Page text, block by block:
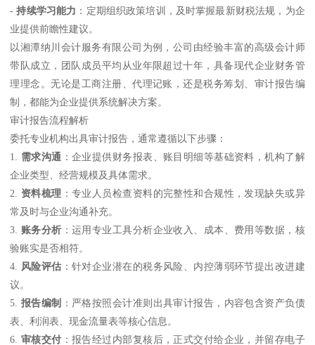
-持续学习能力 ：定期组织政策培训，及时掌握最新财税法规，为企
业提供前瞻性建议。
以湘潭纳川会计服务有限公司为例，公司由经验丰富的高级会计师
带队成立，团队成员平均从业年限超过十年，具备现代企业财务管
理理念。无论是工商注册、代理记账，还是税务筹划、审计报告编
制，都能为企业提供系统解决方案。
审计报告流程解析
委托专业机构出具审计报告，通常遵循以下步骤：
1. 需求沟通 ：企业提供财务报表、账目明细等基础资料，机构了解
企业类型、经营规模及具体需求。
2. 资料梳理 ：专业人员检查资料的完整性和合规性，发现缺失或异
常及时与企业沟通补充。
3. 账务分析 ：运用专业工具分析企业收入、成本、费用等数据，核
验账实是否相符。
4. 风险评估 ：针对企业潜在的税务风险、内控薄弱环节提出改进建
议。
5. 报告编制
：严格按照会计准则出具审计报告，内容包含资产负债
表、利润表、现金流量表等核心信息。
6. 审核交付 ：报告经过内部复核后，正式交付给企业，并留存电子